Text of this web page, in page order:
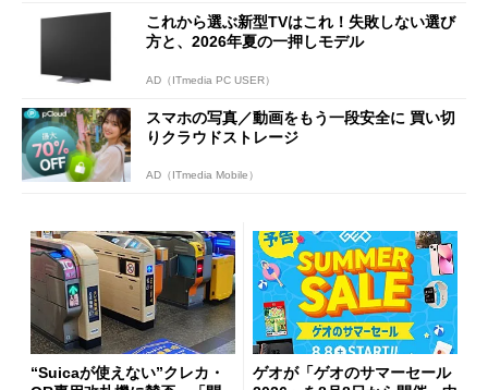
これから選ぶ新型TVはこれ！失敗しない選び
方と、2026年夏の一押しモデル
AD（ITmedia PC USER）
スマホの写真／動画をもう一段安全に 買い切
りクラウドストレージ
AD（ITmedia Mobile）
“Suicaが使えない”クレカ・
ゲオが「ゲオのサマーセール